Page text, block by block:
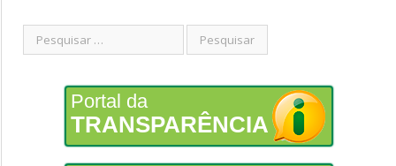
Portal da
TRANSPARÊNCIA